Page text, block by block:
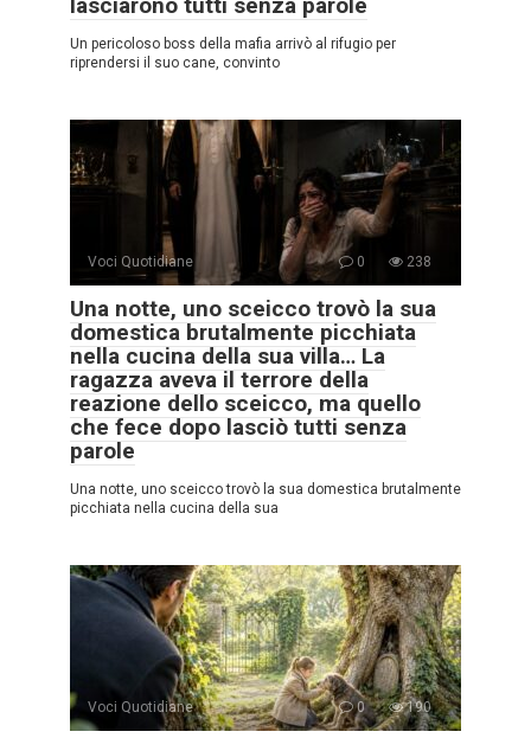
Un pericoloso boss della mafia arrivò al rifugio per
riprendersi il suo cane, convinto
Voci Quotidiane 0 238
Una notte, uno sceicco trovò la sua
domestica brutalmente picchiata
nella cucina della sua villa… La
ragazza aveva il terrore della
reazione dello sceicco, ma quello
che fece dopo lasciò tutti senza
parole
Una notte, uno sceicco trovò la sua domestica brutalmente
picchiata nella cucina della sua
Voci Quotidiane 0 190